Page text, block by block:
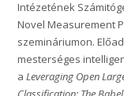
Intézetének
Novel Measurement
szemináriumon.
mesterséges
aLeveraging Open